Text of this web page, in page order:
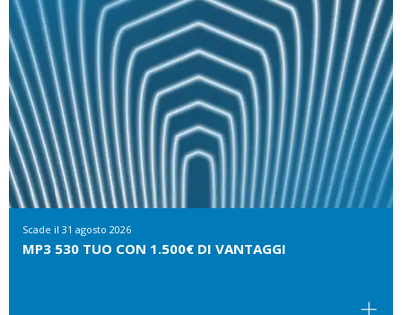
Scade il 31 agosto 2026
MP3 530 TUO CON 1.500€ DI VANTAGGI